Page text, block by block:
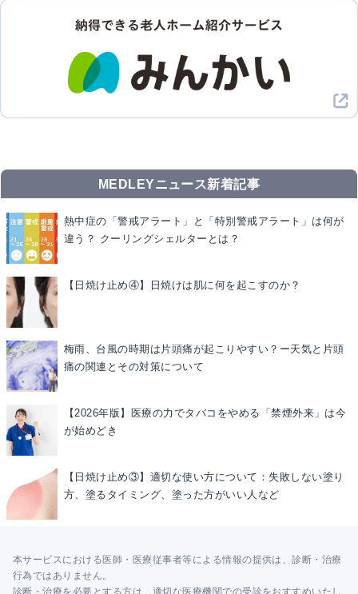
MEDLEYニュース新着記事
熱中症の「警戒アラート」と「特別警戒アラート」は何が
違う？ クーリングシェルターとは？
【日焼け止め④】日焼けは肌に何を起こすのか？
梅雨、台風の時期は片頭痛が起こりやすい？ー天気と片頭
痛の関連とその対策について
【2026年版】医療の力でタバコをやめる「禁煙外来」は今
が始めどき
【日焼け止め③】適切な使い方について：失敗しない塗り
方、塗るタイミング、塗った方がいい人など
本サービスにおける医師・医療従事者等による情報の提供は、診断・治療
行為ではありません。